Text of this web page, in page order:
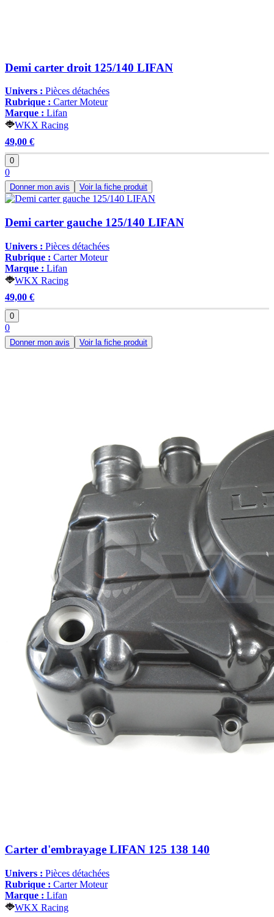
Demi carter droit 125/140 LIFAN
Univers : Pièces détachées
Rubrique : Carter Moteur
Marque : Lifan
WKX Racing
49,00 €
0
0
Donner mon avis Voir la fiche produit
Demi carter gauche 125/140 LIFAN
Univers : Pièces détachées
Rubrique : Carter Moteur
Marque : Lifan
WKX Racing
49,00 €
0
0
Donner mon avis Voir la fiche produit
Carter d'embrayage LIFAN 125 138 140
Univers : Pièces détachées
Rubrique : Carter Moteur
Marque : Lifan
WKX Racing